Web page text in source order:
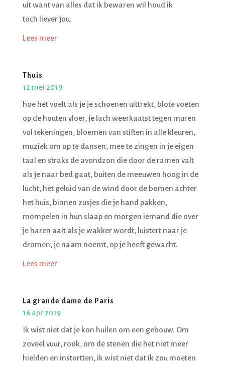
uit want van alles dat ik bewaren wil houd ik
toch liever jou.
Lees meer
Thuis
12 mei 2019
hoe het voelt als je je schoenen uittrekt, blote voeten
op de houten vloer, je lach weerkaatst tegen muren
vol tekeningen, bloemen van stiften in alle kleuren,
muziek om op te dansen, mee te zingen in je eigen
taal en straks de avondzon die door de ramen valt
als je naar bed gaat, buiten de meeuwen hoog in de
lucht, het geluid van de wind door de bomen achter
het huis, binnen zusjes die je hand pakken,
mompelen in hun slaap en morgen iemand die over
je haren aait als je wakker wordt, luistert naar je
dromen, je naam noemt, op je heeft gewacht.
Lees meer
La grande dame de Paris
16 apr 2019
Ik wist niet dat je kon huilen om een gebouw. Om
zoveel vuur, rook, om de stenen die het niet meer
hielden en instortten, ik wist niet dat ik zou moeten